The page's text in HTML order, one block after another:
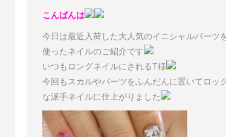
こんばんは
今日は最近入荷した大人気のイニシャルパーツ
使ったネイルのご紹介です
いつもロングネイルにされるT様
今回もスカルやパーツをふんだんに置いてロッ
な派手ネイルに仕上がりました